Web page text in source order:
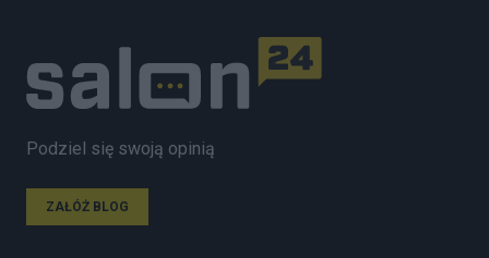
Podziel się swoją opinią
ZAŁÓŻ BLOG